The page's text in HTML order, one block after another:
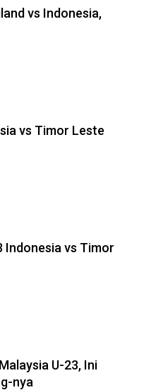
vs Indonesia,
vs Timor Leste
Indonesia vs Timor
U-23, Ini
nya